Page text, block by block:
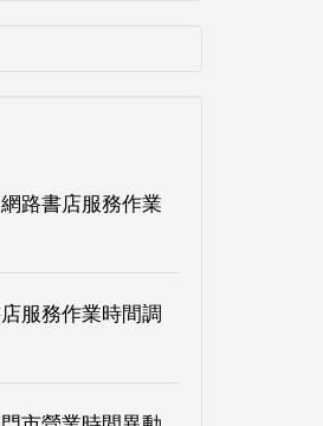
路書店服務作業
服務作業時間調